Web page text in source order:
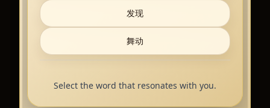
发现
舞动
Select the word that resonates with you.